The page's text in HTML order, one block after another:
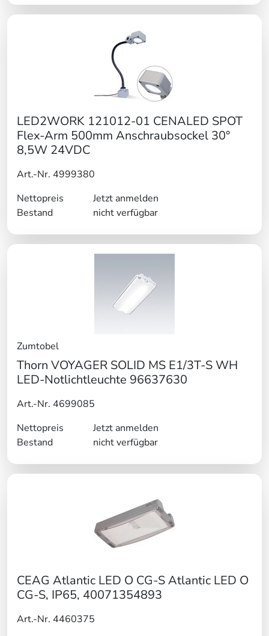
LED2WORK 121012-01 CENALED SPOT
Flex-Arm 500mm Anschraubsockel 30°
8,5W 24VDC
Art.-Nr. 4999380
Nettopreis
Jetzt anmelden
Bestand
nicht verfügbar
Zumtobel
Thorn VOYAGER SOLID MS E1/3T-S WH
LED-Notlichtleuchte 96637630
Art.-Nr. 4699085
Nettopreis
Jetzt anmelden
Bestand
nicht verfügbar
CEAG Atlantic LED O CG-S Atlantic LED O
CG-S, IP65, 40071354893
Art.-Nr. 4460375